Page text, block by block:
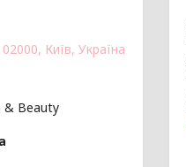
Київ, Україна
& Beauty